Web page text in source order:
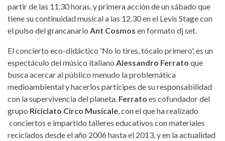
partir de las 11.30 horas, y primera acción de un sábado que
tiene su continuidad musical a las 12.30 en el Levis Stage con
el pulso del grancanario Ant Cosmos en formato dj set.
El concierto eco-didáctico 'No lo tires, tócalo primero', es un
espectáculo del músico italiano Alessandro Ferrato que
busca acercar al público menudo la problemática
medioambiental y hacerlos partícipes de su responsabilidad
con la supervivencia del planeta. Ferrato es cofundador del
grupo Riciclato Circo Musicale, con el que ha realizado
conciertos e impartido talleres educativos con materiales
reciclados desde el año 2006 hasta el 2013, y en la actualidad